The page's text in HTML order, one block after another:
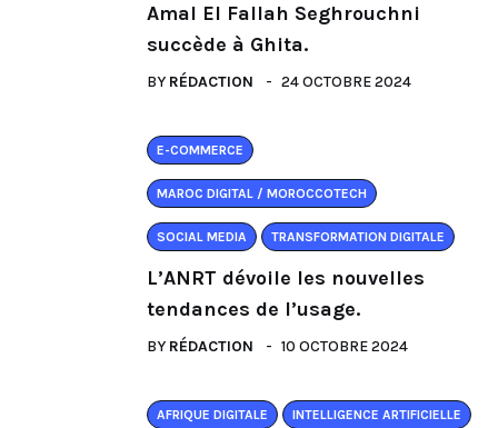
Amal El Fallah Seghrouchni
succède à Ghita.
BY RÉDACTION 24 OCTOBRE 2024
E-COMMERCE
MAROC DIGITAL / MOROCCOTECH
SOCIAL MEDIA TRANSFORMATION DIGITALE
L’ANRT dévoile les nouvelles
tendances de l’usage.
BY RÉDACTION 10 OCTOBRE 2024
AFRIQUE DIGITALE INTELLIGENCE ARTIFICIELLE